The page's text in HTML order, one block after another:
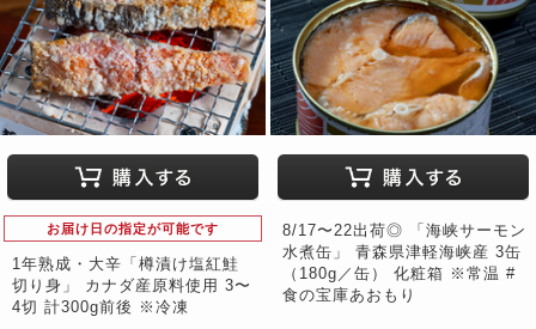
お届け日の指定が可能です
1年熟成・大辛「樽漬け塩紅鮭
切り身」 カナダ産原料使用 3〜
4切 計300g前後 ※冷凍
8/17〜22出荷◎ 「海峡サーモン
水煮缶」 青森県津軽海峡産 3缶
（180g／缶） 化粧箱 ※常温 #
食の宝庫あおもり